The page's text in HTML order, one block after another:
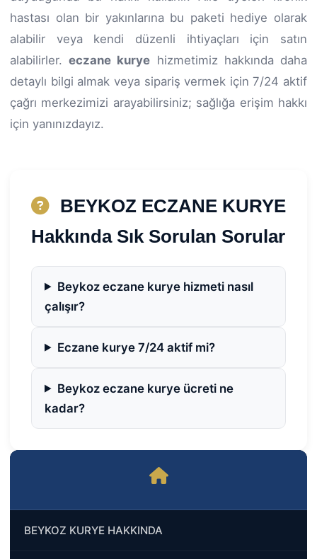
BEYKOZ KURYE HAKKINDA
hastası olan bir yakınlarına bu paketi hediye olarak
alabilir veya kendi düzenli ihtiyaçları için satın
alabilirler.eczane kurye hizmetimiz hakkında daha
detaylı bilgi almak veya sipariş vermek için 7/24 aktif
çağrı merkezimizi arayabilirsiniz; sağlığa erişim hakkı
için yanınızdayız.
BEYKOZ ECZANE KURYE
Hakkında Sık Sorulan Sorular
Beykoz eczane kurye hizmeti nasıl
çalışır?
Eczane kurye 7/24 aktif mi?
Beykoz eczane kurye ücreti ne
kadar?